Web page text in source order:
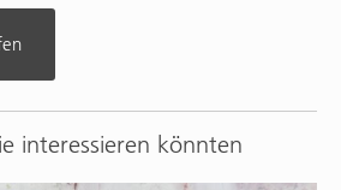
interessieren könnten